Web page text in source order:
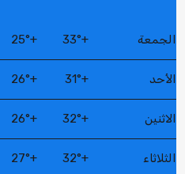
الجمعة +
33°
+
25°
الأحد +
31°
+
26°
الاثنين +
32°
+
26°
الثلاثاء +
32°
+
27°